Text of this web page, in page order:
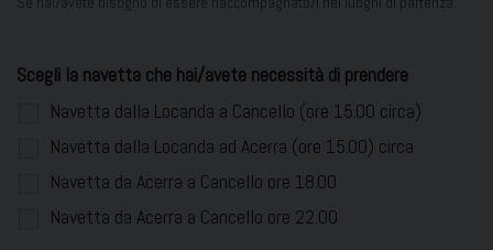
Scegli la navetta che hai/avete necessità di prendere
Navetta dalla Locanda a Cancello (ore 15.00 circa)
Navetta dalla Locanda ad Acerra (ore 15.00) circa
Navetta da Acerra a Cancello ore 18.00
Navetta da Acerra a Cancello ore 22.00